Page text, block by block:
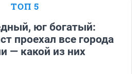
ТОП 5
юг богатый:
проехал все города
— какой из них